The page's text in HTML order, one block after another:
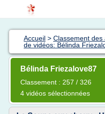
Accueil > Classement
de vidéos: Bélinda
Bélinda Friezalove87
Classement : 257 / 326
4 vidéos sélectionnées